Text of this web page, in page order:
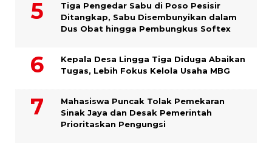
Tiga Pengedar Sabu di Poso Pesisir
Ditangkap, Sabu Disembunyikan dalam
Dus Obat hingga Pembungkus Softex
Kepala Desa Lingga Tiga Diduga Abaikan
Tugas, Lebih Fokus Kelola Usaha MBG
Mahasiswa Puncak Tolak Pemekaran
Sinak Jaya dan Desak Pemerintah
Prioritaskan Pengungsi